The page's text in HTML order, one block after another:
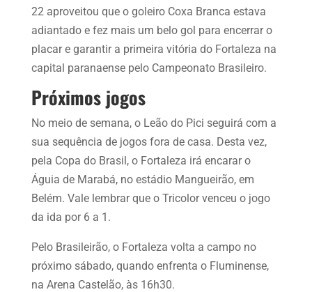
22 aproveitou que o goleiro Coxa Branca estava
adiantado e fez mais um belo gol para encerrar o
placar e garantir a primeira vitória do Fortaleza na
capital paranaense pelo Campeonato Brasileiro.
Próximos jogos
No meio de semana, o Leão do Pici seguirá com a
sua sequência de jogos fora de casa. Desta vez,
pela Copa do Brasil, o Fortaleza irá encarar o
Águia de Marabá, no estádio Mangueirão, em
Belém. Vale lembrar que o Tricolor venceu o jogo
da ida por 6 a 1.
Pelo Brasileirão, o Fortaleza volta a campo no
próximo sábado, quando enfrenta o Fluminense,
na Arena Castelão, às 16h30.